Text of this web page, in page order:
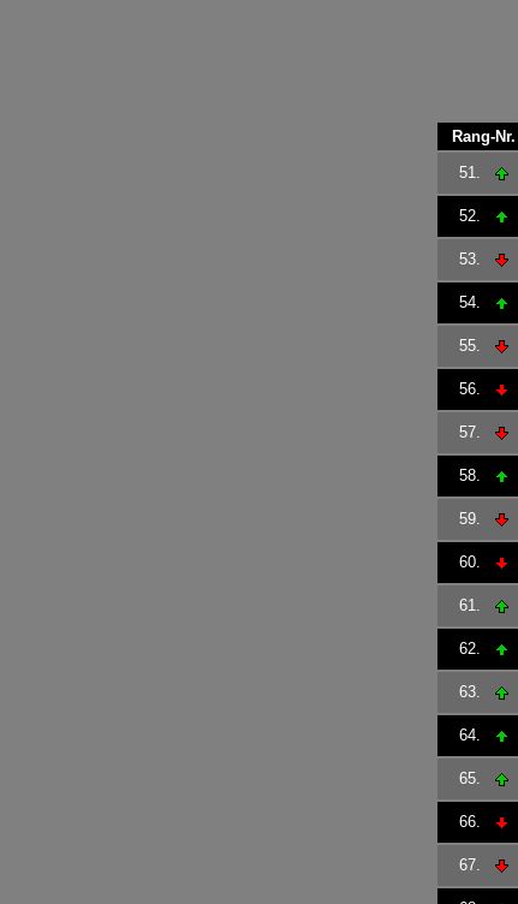
Rang-Nr.
51.
52.
53.
54.
55.
56.
57.
58.
59.
60.
61.
62.
63.
64.
65.
66.
67.